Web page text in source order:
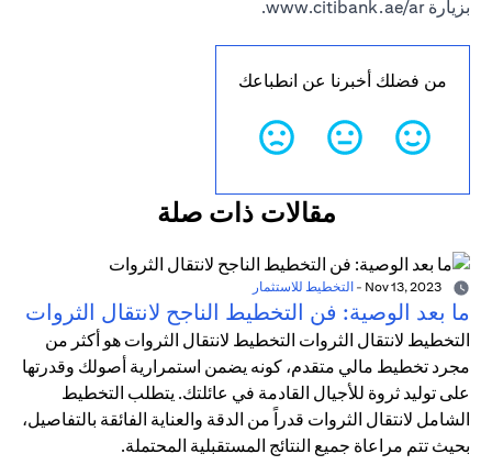
بزيارة www.citibank.ae/ar
.
من فضلك أخبرنا عن انطباعك
مقالات ذات صلة
- التخطيط للاستثمار
ما بعد الوصية: فن التخطيط الناجح لانتقال الثروات
التخطيط لانتقال الثروات التخطيط لانتقال الثروات هو أكثر من
مجرد تخطيط مالي متقدم، كونه يضمن استمرارية أصولك وقدرتها
على توليد ثروة للأجيال القادمة في عائلتك. يتطلب التخطيط
الشامل لانتقال الثروات قدراً من الدقة والعناية الفائقة بالتفاصيل،
بحيث تتم مراعاة جميع النتائج المستقبلية المحتملة.